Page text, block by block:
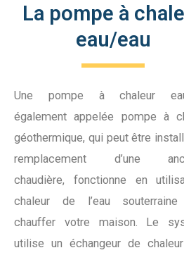
La pompe à
eau/eau
Une pompe à chaleur
également appelée pompe à
géothermique, qui peut être
remplacement d’une
chaudière, fonctionne en
chaleur de l’eau
chauffer votre maison. Le
utilise un échangeur de